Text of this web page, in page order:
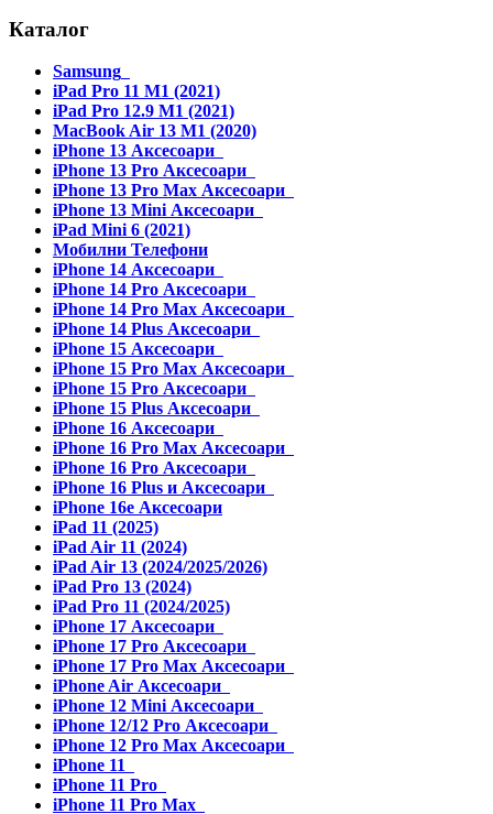
Каталог
Samsung
iPad Pro 11 M1 (2021)
iPad Pro 12.9 M1 (2021)
MacBook Air 13 M1 (2020)
iPhone 13 Аксесоари
iPhone 13 Pro Аксесоари
iPhone 13 Pro Max Аксесоари
iPhone 13 Mini Аксесоари
iPad Mini 6 (2021)
Мобилни Телефони
iPhone 14 Аксесоари
iPhone 14 Pro Аксесоари
iPhone 14 Pro Max Аксесоари
iPhone 14 Plus Аксесоари
iPhone 15 Аксесоари
iPhone 15 Pro Max Аксесоари
iPhone 15 Pro Аксесоари
iPhone 15 Plus Аксесоари
iPhone 16 Аксесоари
iPhone 16 Pro Max Аксесоари
iPhone 16 Pro Аксесоари
iPhone 16 Plus и Аксесоари
iPhone 16e Аксесоари
iPad 11 (2025)
iPad Air 11 (2024)
iPad Air 13 (2024/2025/2026)
iPad Pro 13 (2024)
iPad Pro 11 (2024/2025)
iPhone 17 Аксесоари
iPhone 17 Pro Аксесоари
iPhone 17 Pro Max Аксесоари
iPhone Air Аксесоари
iPhone 12 Mini Аксесоари
iPhone 12/12 Pro Аксесоари
iPhone 12 Pro Max Аксесоари
iPhone 11
iPhone 11 Pro
iPhone 11 Pro Max